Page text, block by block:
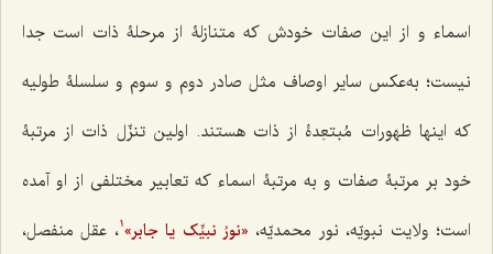
اسماء و از این صفات خودش که متنازلۀ از مرحلۀ ذات است جدا
نیست؛ به‌عکس سایر اوصاف مثل صادر دوم و سوم و سلسلۀ طولیه
که اینها ظهورات مُبتعِدۀ از ذات هستند. اولین تنزّل ذات از مرتبۀ
خود بر مرتبۀ صفات و به مرتبۀ اسماء که تعابیر مختلفى از او آمده
است؛ ولایت نبویّه، نور محمدیّه، «نورُ نبیِّک یا جابر»1، عقل منفصل،